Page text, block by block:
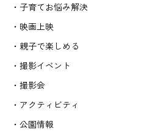
・子育てお悩み解決
・映画上映
・親子で楽しめる
・撮影イベント
・撮影会
・アクティビティ
・公園情報